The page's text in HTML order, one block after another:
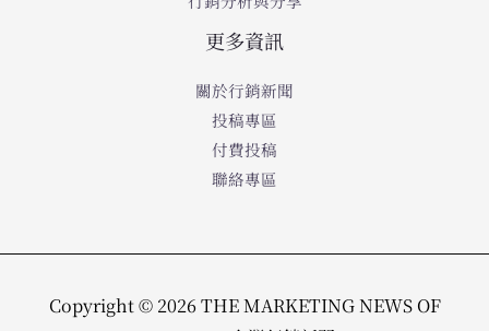
更多資訊
關於行銷新聞
投稿專區
付費投稿
聯絡專區
Copyright © 2026 THE MARKETING NEWS OF